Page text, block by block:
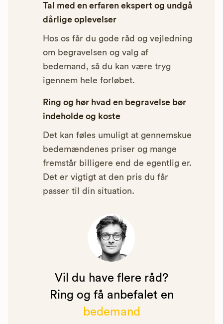
Tal med en erfaren ekspert og undgå
dårlige oplevelser
Hos os får du gode råd og vejledning
om begravelsen og valg af
bedemand, så du kan være tryg
igennem hele forløbet.
Ring og hør hvad en begravelse bør
indeholde og koste
Det kan føles umuligt at gennemskue
bedemændenes priser og mange
fremstår billigere end de egentlig er.
Det er vigtigt at den pris du får
passer til din situation.
Vil du have flere råd?
Ring og få anbefalet en
bedemand